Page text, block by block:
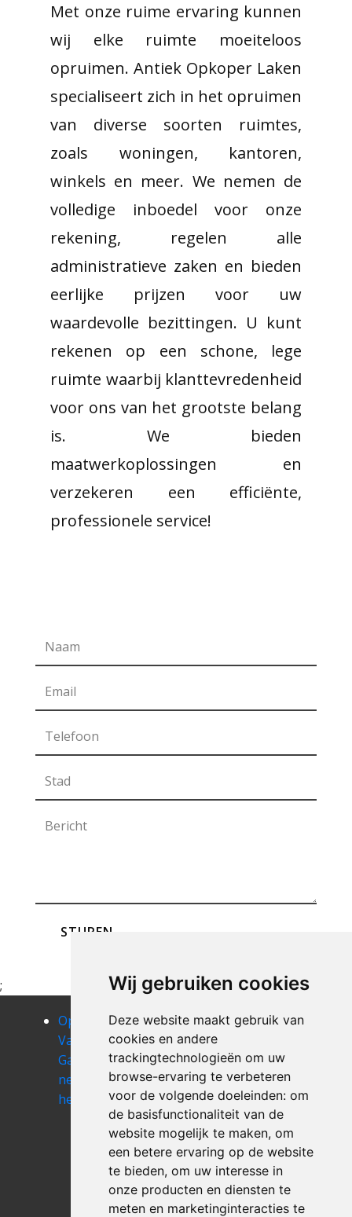
Wij gebruiken cookies
Deze website maakt gebruik van
cookies en andere
trackingtechnologieën om uw
browse-ervaring te verbeteren
voor de volgende doeleinden: om
de basisfunctionaliteit van de
website mogelijk te maken, om
een betere ervaring op de website
te bieden, om uw interesse in
onze producten en diensten te
meten en marketinginteracties te
Met onze ruime ervaring kunnen
wij elke ruimte moeiteloos
opruimen. Antiek Opkoper Laken
specialiseert zich in het opruimen
van diverse soorten ruimtes,
zoals woningen, kantoren,
winkels en meer. We nemen de
volledige inboedel voor onze
rekening, regelen alle
administratieve zaken en bieden
eerlijke prijzen voor uw
waardevolle bezittingen. U kunt
rekenen op een schone, lege
ruimte waarbij klanttevredenheid
voor ons van het grootste belang
is. We bieden
maatwerkoplossingen en
verzekeren een efficiënte,
professionele service!
STUREN
;
Opruimen
Van Uw
Garage
neder-over-
heembeek
Opruimen
Van Uw
Garage
oudergem
Opruimen
Garage
schaarbeek
Opruimen
Van Uw
Garage sint-
agatha-
berchem
Opruimen
Van Uw
Garage sint-
gillis
Opruimen
Van Uw